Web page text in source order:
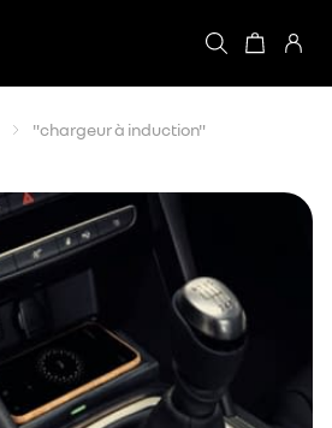
"chargeur à induction"